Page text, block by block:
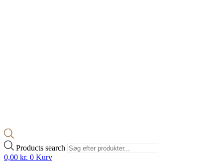
Products search
0,00 kr. 0 Kurv